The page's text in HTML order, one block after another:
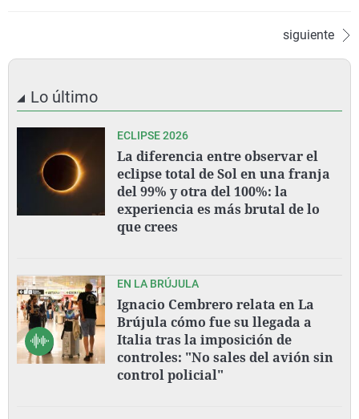
siguiente
Lo último
ECLIPSE 2026
La diferencia entre observar el
eclipse total de Sol en una franja
del 99% y otra del 100%: la
experiencia es más brutal de lo
que crees
EN LA BRÚJULA
Ignacio Cembrero relata en La
Brújula cómo fue su llegada a
Italia tras la imposición de
controles: "No sales del avión sin
control policial"